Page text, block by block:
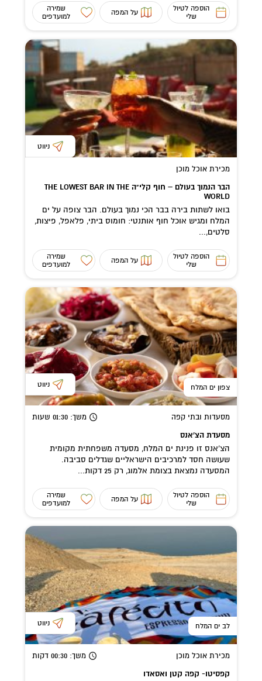
הוספה לטיול
שלי
על המפה
שמירה
למועדפים
ניווט
מכירת אוכל מוכן
הבר הנמוך בעולם – חוף קלי"ה THE LOWEST BAR IN THE
WORLD
בואו לשתות בירה בבר הכי נמוך בעולם. הבר צופה על ים
המלח ומגיש אוכל חוף אותנטי: חומוס ביתי, פלאפל, פיצות,
סלטים,...
הוספה לטיול
שלי
על המפה
שמירה
למועדפים
צפון ים המלח ניווט
מסעדות ובתי קפה משך: 01:30 שעות
מסעדת הצ'אנס
הצ’אנס זו פנינת ים המלח, מסעדה משפחתית מקומית
שעושה חסד למרכיבים הישראליים שגדלים סביבה.
המסעדה נמצאת בצומת אלמוג, רק 25 דקות...
הוספה לטיול
שלי
על המפה
שמירה
למועדפים
לב ים המלח ניווט
מכירת אוכל מוכן משך: 00:30 דקות
קפסיטו- קפה קטן ואסאדו